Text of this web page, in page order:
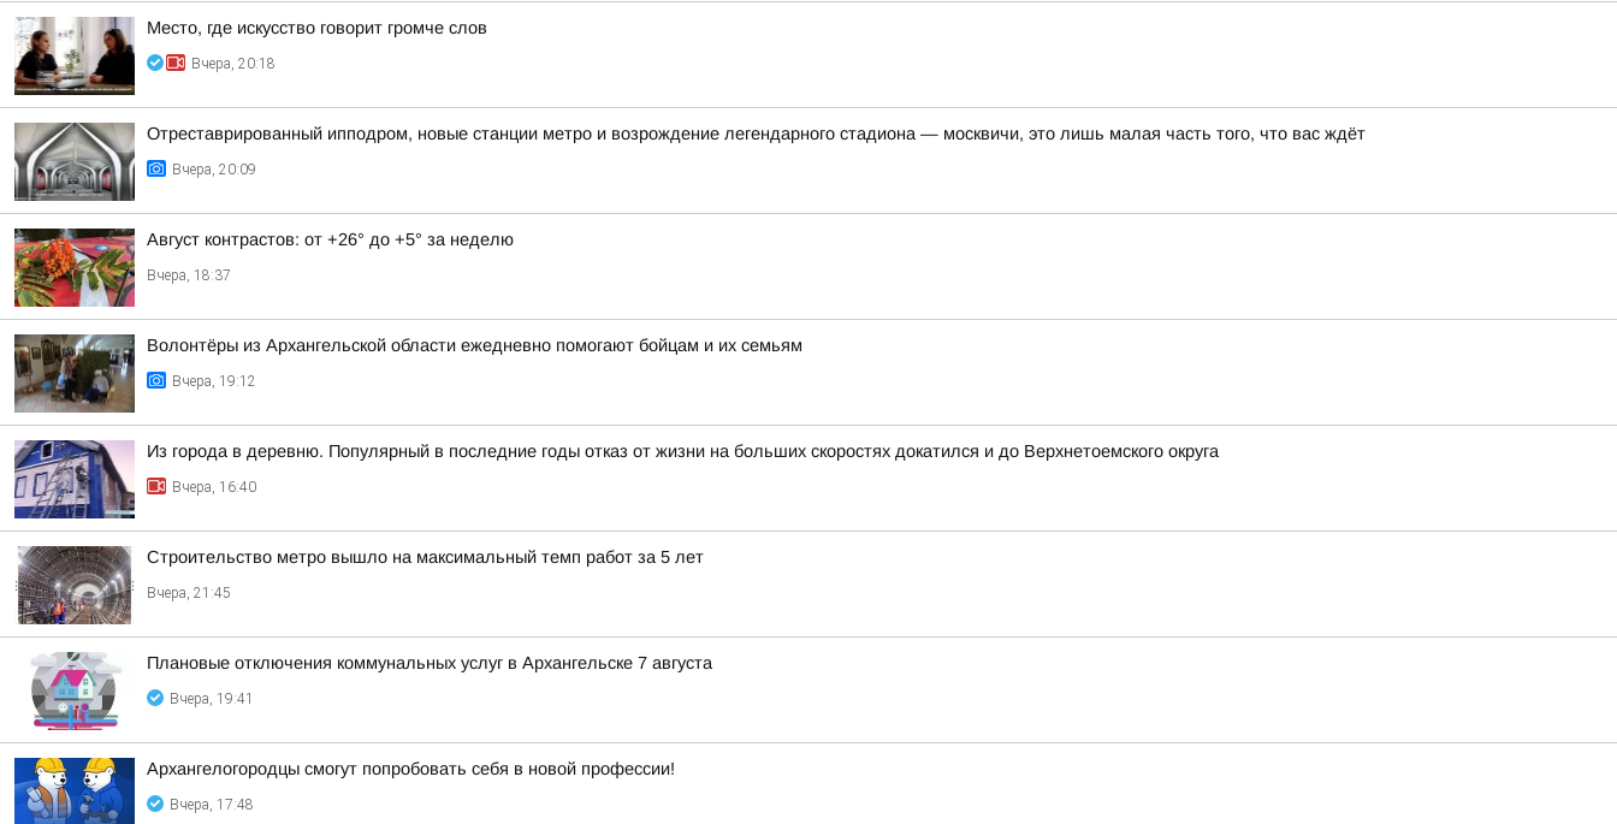
Место, где искусство говорит громче слов
Вчера, 20:18
Отреставрированный ипподром, новые станции метро и возрождение легендарного стадиона — москвичи, это лишь малая часть того, что вас ждёт
Вчера, 20:09
Август контрастов: от +26° до +5° за неделю
Вчера, 18:37
Волонтёры из Архангельской области ежедневно помогают бойцам и их семьям
Вчера, 19:12
Из города в деревню. Популярный в последние годы отказ от жизни на больших скоростях докатился и до Верхнетоемского округа
Вчера, 16:40
Строительство метро вышло на максимальный темп работ за 5 лет
Вчера, 21:45
Плановые отключения коммунальных услуг в Архангельске 7 августа
Вчера, 19:41
Архангелогородцы смогут попробовать себя в новой профессии!
Вчера, 17:48